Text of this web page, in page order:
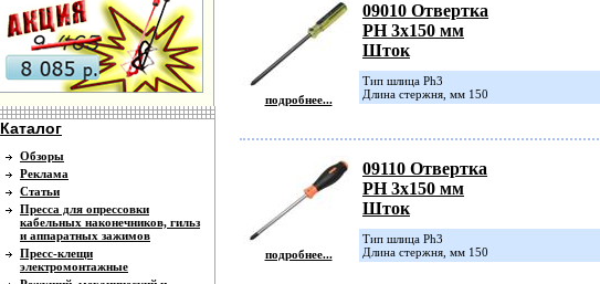
Каталог
Обзоры
Реклама
Статьи
Пресса для опрессовки
кабельных наконечников, гильз
и аппаратных зажимов
Пресс-клещи
электромонтажные
подробнее...
09010 Отвертка
PH 3х150 мм
Шток
Тип шлица Ph3
Длина стержня, мм 150
подробнее...
09110 Отвертка
PH 3х150 мм
Шток
Тип шлица Ph3
Длина стержня, мм 150